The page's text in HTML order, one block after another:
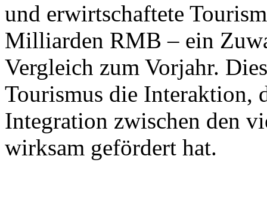
und erwirtschaftete
Milliarden RMB – ein
Vergleich zum Vorjahr.
Tourismus die Interaktion,
Integration zwischen den
wirksam gefördert hat.